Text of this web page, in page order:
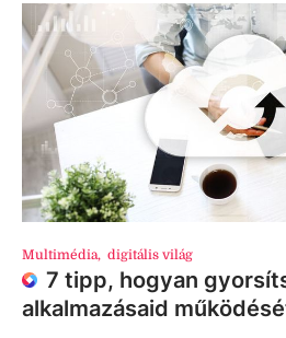
Multimédia, digitális világ
7 tipp, hogyan
alkalmazásaid